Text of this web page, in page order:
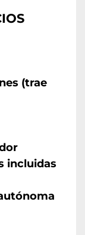
(trae
incluidas